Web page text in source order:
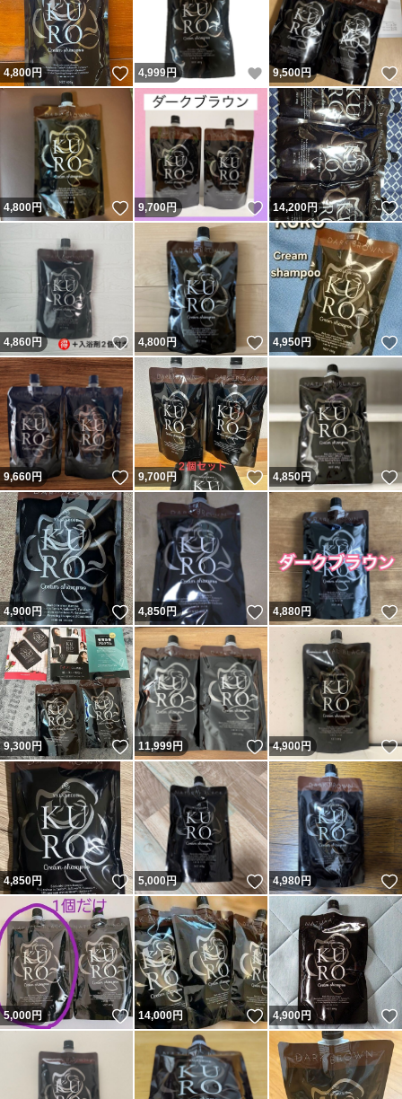
4,800円 いいね！
4,999円 いいね！
9,500円
4,800円 いいね！
9,700円 いいね！
14,200円
4,860円 いいね！
4,800円 いいね！
4,950円
9,660円 いいね！
9,700円 いいね！
4,850円
4,900円 いいね！
4,850円 いいね！
4,880円
9,300円 いいね！
11,999円 いいね！
4,900円
4,850円 いいね！
5,000円 いいね！
4,980円
5,000円 いいね！
14,000円 いいね！
4,900円